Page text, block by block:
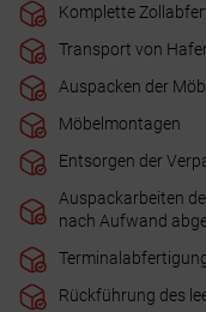
Komplette
Transport von
Auspacken der
Möbelmontagen
Entsorgen der
Auspackarbeiten
nach Aufwand
Rückführung des